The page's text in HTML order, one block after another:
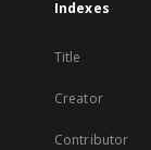
Indexes
Title
Creator
Contributor